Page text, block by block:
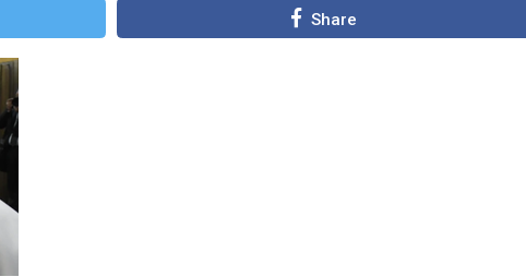
Share